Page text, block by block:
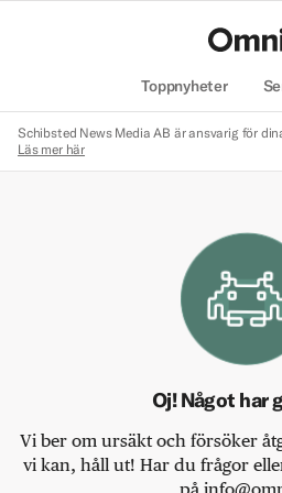
Toppnyheter
Schibsted News Media AB är ansvarig för
Läs mer här
Oj! Något har
Vi ber om ursäkt och försöker
vi kan, håll ut! Har du frågor